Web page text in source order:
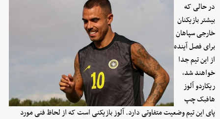
در حالی که
بیشتر بازیکنان
خارجی سپاهان
برای فصل آینده
از این تیم جدا
خواهند شد،
ریکاردو آلوز
هافبک چپ
پای این تیم وضعیت متفاوتی دارد. آلوز بازیکنی است که از لحاظ فنی مورد